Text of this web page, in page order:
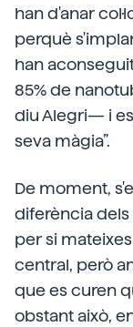
han d'anar
perquè
han
85% de
diu Alegri— i
seva màgia”.
De moment,
diferència
per si
central, però
que es curen
obstant això,